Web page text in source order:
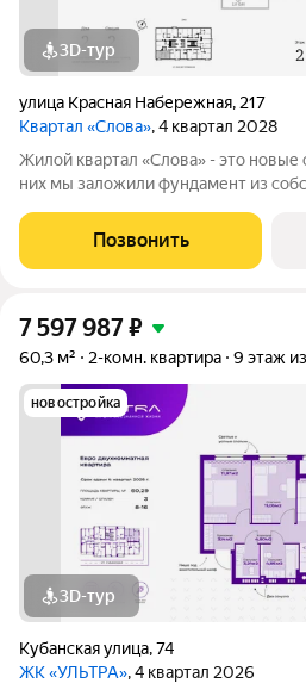
3D-тур
улица Красная Набережная, 217
Квартал «Слова», 4 квартал 2028
Жилой квартал «Слова» - это новые
них мы заложили фундамент из
уют добрососедства, а также
города. Ведь именно
Позвонить
7 597 987₽
60,3 м² 2-комн. квартира 9 этаж
новостройка
3D-тур
Кубанская улица,74
ЖК «УЛЬТРА», 4 квартал 2026